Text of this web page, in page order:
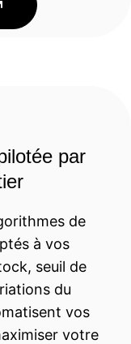
par
de
à vos
seuil de
du
vos
votre